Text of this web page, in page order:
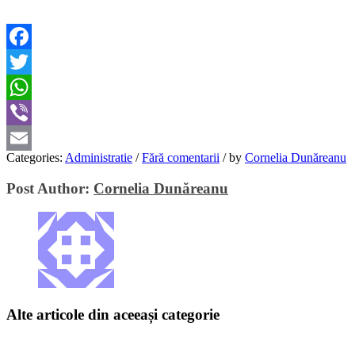
Facebook
Twitter
WhatsApp
Viber
Email
Categories: Administratie / Fără comentarii /by Cornelia Dunăreanu
Post Author: Cornelia Dunăreanu
Alte articole din aceeași categorie